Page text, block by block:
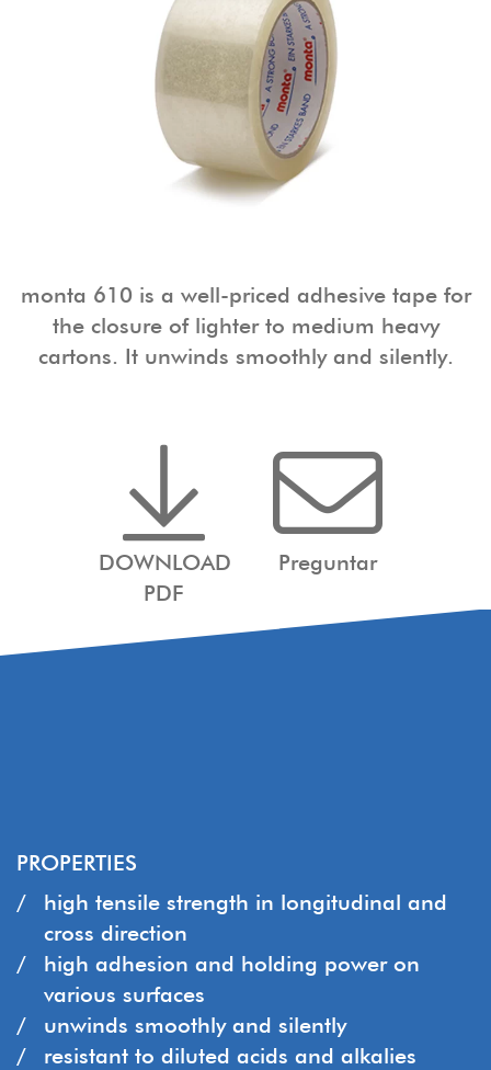
monta 610 is a well-priced adhesive tape for
the closure of lighter to medium heavy
cartons. It unwinds smoothly and silently.
DOWNLOAD
PDF
Preguntar
PROPERTIES
high tensile strength in longitudinal and
cross direction
high adhesion and holding power on
various surfaces
unwinds smoothly and silently
resistant to diluted acids and alkalies